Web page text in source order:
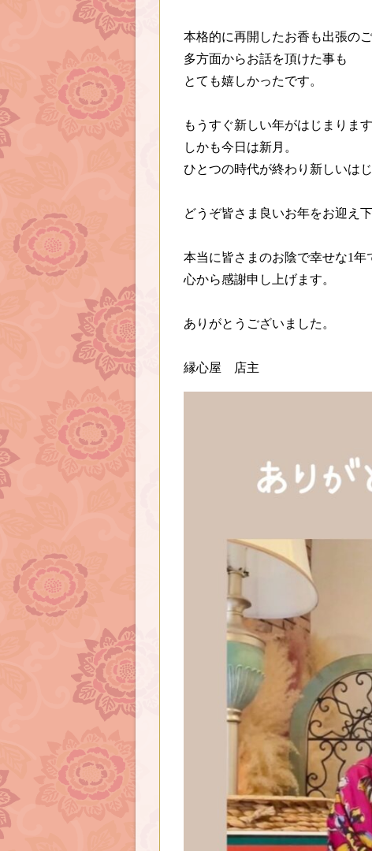
本格的に再開したお香も出張の
多方面からお話を頂けた事も
とても嬉しかったです。
もうすぐ新しい年がはじまります
しかも今日は新月。
ひとつの時代が終わり新しいは
どうぞ皆さま良いお年をお迎え下
本当に皆さまのお陰で幸せな1年
心から感謝申し上げます。
ありがとうございました。
縁心屋 店主